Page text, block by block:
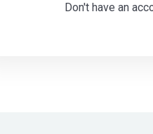
Don't have an